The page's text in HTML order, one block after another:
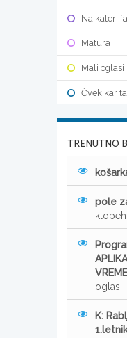
Na kateri
Matura
Mali oglasi
Čvek kar
TRENUTNO
pole
klopeh
oglasi
K: